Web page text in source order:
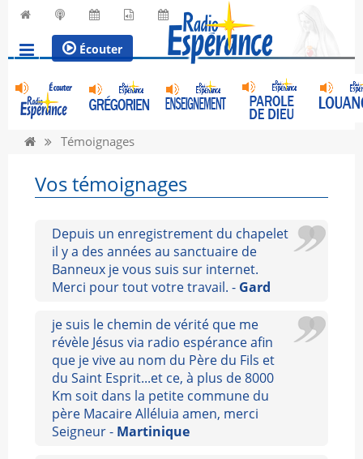
Écouter
Témoignages
Vos témoignages
Depuis un enregistrement du chapelet
il y a des années au sanctuaire de
Banneux je vous suis sur internet.
Merci pour tout votre travail. - Gard
je suis le chemin de vérité que me
révèle Jésus via radio espérance afin
que je vive au nom du Père du Fils et
du Saint Esprit...et ce, à plus de 8000
Km soit dans la petite commune du
père Macaire Alléluia amen, merci
Seigneur - Martinique